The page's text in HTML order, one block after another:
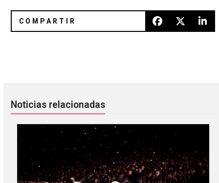
Noticias relacionadas